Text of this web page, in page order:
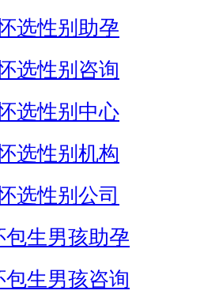
选性别助孕
选性别咨询
选性别中心
选性别机构
选性别公司
包生男孩助孕
包生男孩咨询